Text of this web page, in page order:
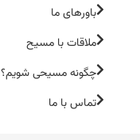
باورهای ما
ملاقات با مسیح
چگونه مسیحی شویم؟
تماس با ما